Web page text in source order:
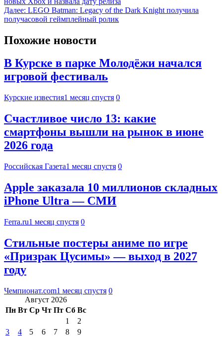
Далее: LEGO Batman: Legacy of the Dark Knight получила
получасовой геймплейный ролик
Похожие новости
В Курске в парке Молодёжи начался
игровой фестиваль
Курские известия1 месяц спустя 0
Счастливое число 13: какие
смартфоны вышли на рынок в июне
2026 года
Российская Газета1 месяц спустя 0
Apple заказала 10 миллионов складных
iPhone Ultra — СМИ
Ferra.ru1 месяц спустя 0
Стильные постеры аниме по игре
«Призрак Цусимы» — выход в 2027
году
Чемпионат.com1 месяц спустя 0
Август 2026
Пн Вт Ср Чт Пт Сб Вс
1
2
3
4 5 6 7 8
9